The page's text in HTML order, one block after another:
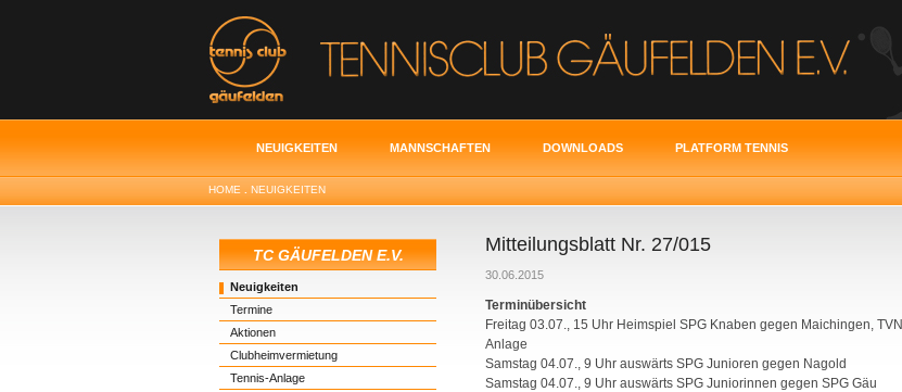
NEUIGKEITEN MANNSCHAFTEN DOWNLOADS PLATFORM TENNIS
HOME NEUIGKEITEN
TC GÄUFELDEN E.V.
Neuigkeiten
Termine
Aktionen
Clubheimvermietung
Tennis-Anlage
Mitteilungsblatt Nr. 27/015
30.06.2015
Terminübersicht
Freitag 03.07., 15 Uhr Heimspiel SPG Knaben gegen Maichingen, TVN
Anlage
Samstag 04.07., 9 Uhr auswärts SPG Junioren gegen Nagold
Samstag 04.07., 9 Uhr auswärts SPG Juniorinnen gegen SPG Gäu